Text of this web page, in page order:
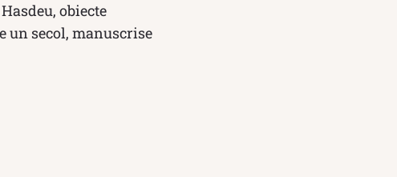
obiecte
un secol, manuscrise